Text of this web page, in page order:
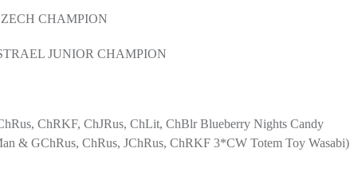
CHAMPION
JUNIOR CHAMPION
ChRKF, ChJRus, ChLit, ChBlr Blueberry Nights Candy
& GChRus, ChRus, JChRus, ChRKF 3*CW Totem Toy Wasabi)